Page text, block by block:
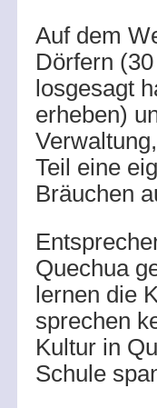
Auf dem
Dörfern
losgesagt
erheben)
Teil eine
Bräuchen
Quechua
lernen die
sprechen
Kultur in
Schule